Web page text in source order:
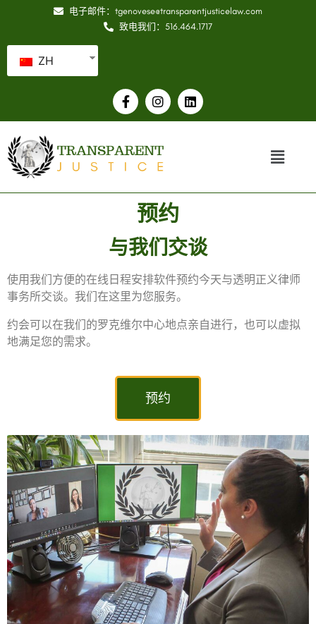
电子邮件：tgenovese@transparentjusticelaw.com
致电我们：516.464.1717
ZH
预约
与我们交谈
使用我们方便的在线日程安排软件预约今天与透明正义律师
事务所交谈。我们在这里为您服务。
约会可以在我们的罗克维尔中心地点亲自进行，也可以虚拟
地满足您的需求。
预约